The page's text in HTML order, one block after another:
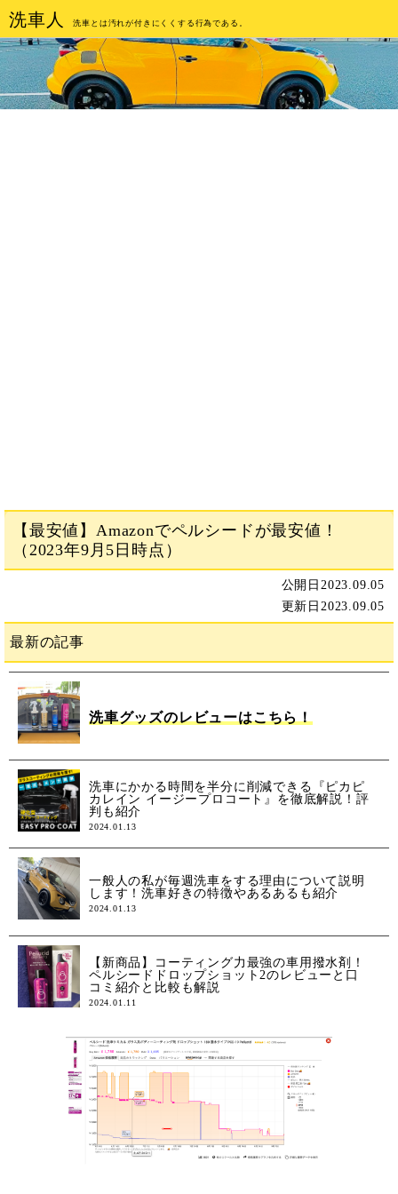
洗車人 洗車とは汚れが付きにくくする行為である。
【最安値】Amazonでペルシードが最安値！
（2023年9月5日時点）
公開日 2023.09.05
更新日 2023.09.05
最新の記事
洗車グッズのレビューはこちら！
洗車にかかる時間を半分に削減できる『ピカピ
カレイン イージープロコート』を徹底解説！評
判も紹介
2024.01.13
一般人の私が毎週洗車をする理由について説明
します！洗車好きの特徴やあるあるも紹介
2024.01.13
【新商品】コーティング力最強の車用撥水剤！
ペルシードドロップショット2のレビューと口
コミ紹介と比較も解説
2024.01.11